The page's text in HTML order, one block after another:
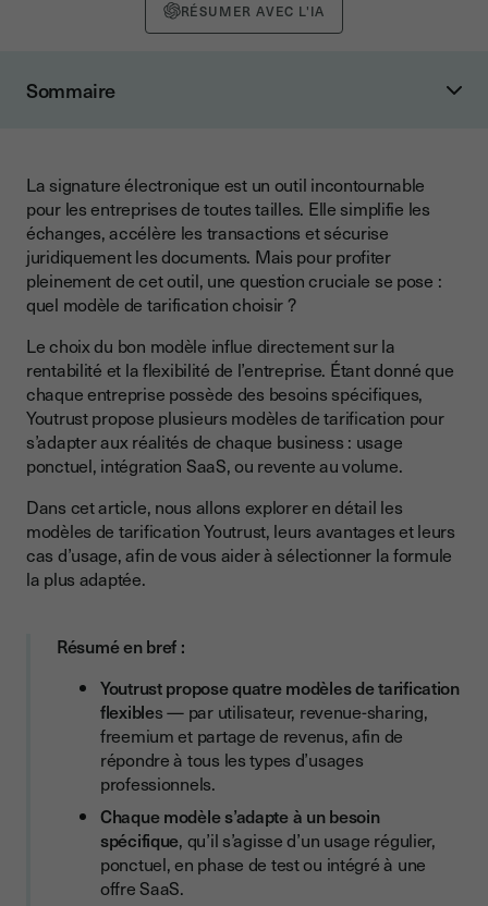
RÉSUMER AVEC L'IA
Sommaire
Tarification par utilisateur
Revenue-sharing
Freemium
Partage de revenus
Tableau comparatif des différents modèles tarifaires
Youtrust
Comment choisir le modèle adapté avec Youtrust ?
Conclusion
La signature électronique est un outil incontournable
pour les entreprises de toutes tailles. Elle simplifie les
échanges, accélère les transactions et sécurise
juridiquement les documents. Mais pour profiter
pleinement de cet outil, une question cruciale se pose :
quel modèle de tarification choisir ?
Le choix du bon modèle influe directement sur la
rentabilité et la flexibilité de l’entreprise. Étant donné que
chaque entreprise possède des besoins spécifiques,
Youtrust propose plusieurs modèles de tarification pour
s’adapter aux réalités de chaque business : usage
ponctuel, intégration SaaS, ou revente au volume.
Dans cet article, nous allons explorer en détail les
modèles de tarification Youtrust, leurs avantages et leurs
cas d’usage, afin de vous aider à sélectionner la formule
la plus adaptée.
Résumé en bref :
Youtrust propose quatre modèles de tarification
flexibles — par utilisateur, revenue-sharing,
freemium et partage de revenus, afin de
répondre à tous les types d’usages
professionnels.
Chaque modèle s’adapte à un besoin
spécifique, qu’il s’agisse d’un usage régulier,
ponctuel, en phase de test ou intégré à une
offre SaaS.